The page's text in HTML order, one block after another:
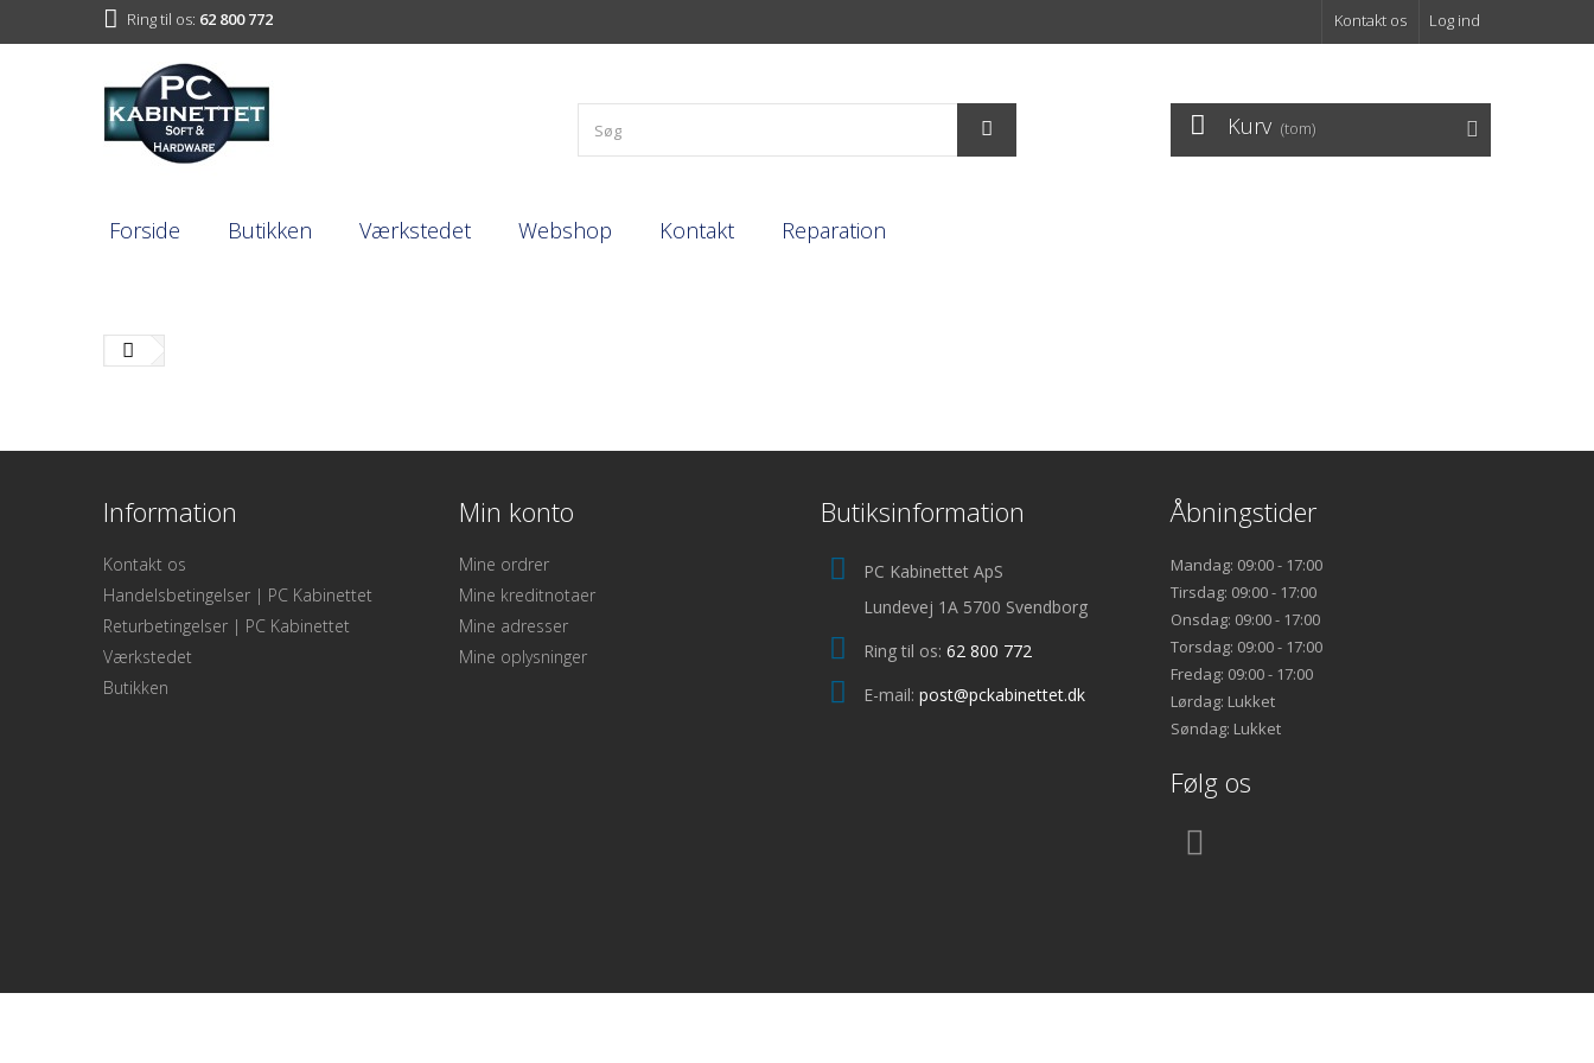
Log ind
Kontakt os
Ring til os: 62 800 772
Kurv (tom)
Forside Butikken Værkstedet Webshop Kontakt Reparation
Information
Kontakt os
Handelsbetingelser | PC Kabinettet
Returbetingelser | PC Kabinettet
Værkstedet
Butikken
Min konto
Mine ordrer
Mine kreditnotaer
Mine adresser
Mine oplysninger
Butiksinformation
PC Kabinettet ApS
Lundevej 1A 5700 Svendborg
Ring til os: 62 800 772
E-mail: post@pckabinettet.dk
Åbningstider
Mandag: 09:00 - 17:00
Tirsdag: 09:00 - 17:00
Onsdag: 09:00 - 17:00
Torsdag: 09:00 - 17:00
Fredag: 09:00 - 17:00
Lørdag: Lukket
Søndag: Lukket
Følg os